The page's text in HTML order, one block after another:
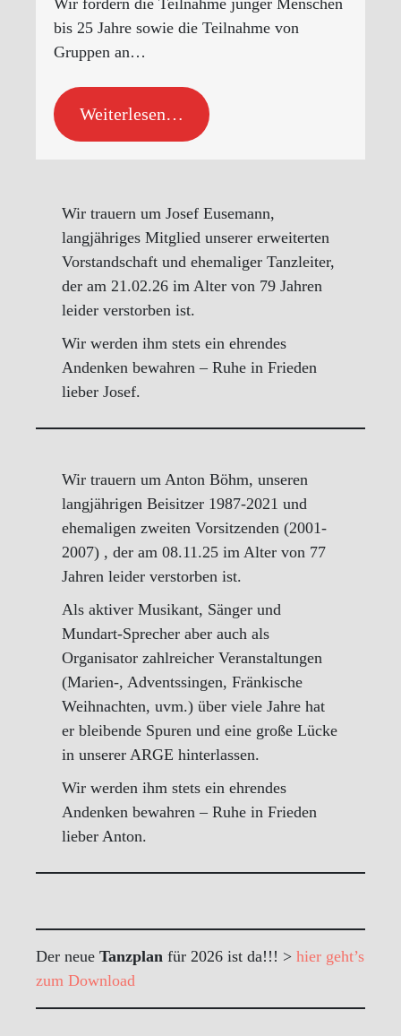
bis 25 Jahre sowie die Teilnahme von
Gruppen an…
Weiterlesen…
Wir trauern um Josef Eusemann,
langjähriges Mitglied unserer erweiterten
Vorstandschaft und ehemaliger Tanzleiter,
der am 21.02.26 im Alter von 79 Jahren
leider verstorben ist.
Wir werden ihm stets ein ehrendes
Andenken bewahren – Ruhe in Frieden
lieber Josef.
Wir trauern um Anton Böhm, unseren
langjährigen Beisitzer 1987-2021 und
ehemaligen zweiten Vorsitzenden (2001-
2007) , der am 08.11.25 im Alter von 77
Jahren leider verstorben ist.
Als aktiver Musikant, Sänger und
Mundart-Sprecher aber auch als
Organisator zahlreicher Veranstaltungen
(Marien-, Adventssingen, Fränkische
Weihnachten, uvm.) über viele Jahre hat
er bleibende Spuren und eine große Lücke
in unserer ARGE hinterlassen.
Wir werden ihm stets ein ehrendes
Andenken bewahren – Ruhe in Frieden
lieber Anton.
Der neue Tanzplan für 2026 ist da!!! > hier geht’s
zum Download